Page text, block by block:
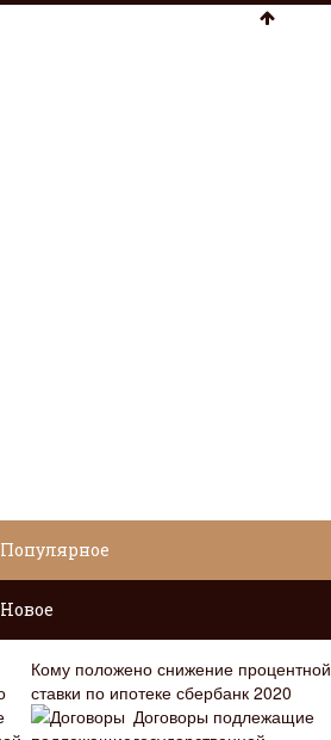
Популярное
Новое
Кому положено снижение процентной
ставки по ипотеке сбербанк 2020
Договоры подлежащие